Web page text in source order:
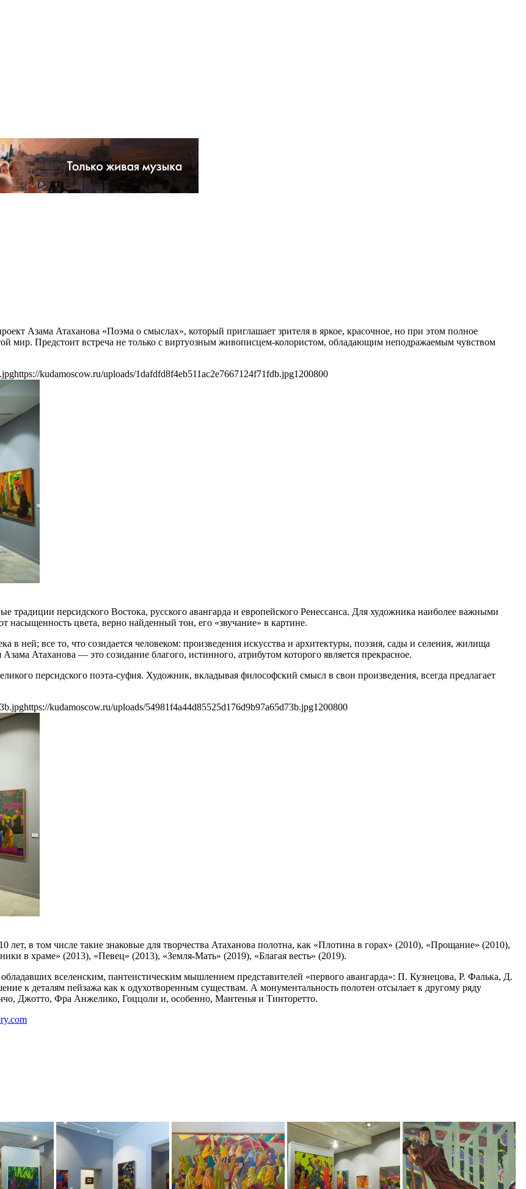
Азама Атаханова «Поэма о смыслах», который приглашает зрителя в яркое, красочное, но при этом полное
мир. Предстоит встреча не только с виртуозным живописцем-колористом, обладающим неподражаемым чувством
https://kudamoscow.ru/uploads/1dafdfd8f4eb511ac2e7667124f71fdb.jpg1200800
персидского Востока, русского авангарда и европейского Ренессанса. Для художника наиболее важными
насыщенность цвета, верно найденный тон, его «звучание» в картине.
в ней; все то, что созидается человеком: произведения искусства и архитектуры, поэзия, сады и селения, жилища
Атаханова — это созидание благого, истинного, атрибутом которого является прекрасное.
персидского поэта-суфия. Художник, вкладывая философский смысл в свои произведения, всегда предлагает
https://kudamoscow.ru/uploads/54981f4a44d85525d176d9b97a65d73b.jpg1200800
в том числе такие знаковые для творчества Атаханова полотна, как «Плотина в горах» (2010), «Прощание» (2010),
в храме» (2013), «Певец» (2013), «Земля-Мать» (2019), «Благая весть» (2019).
вселенским, пантеистическим мышлением представителей «первого авангарда»: П. Кузнецова, Р. Фалька, Д.
к деталям пейзажа как к одухотворенным существам. А монументальность полотен отсылает к другому ряду
Джотто, Фра Анжелико, Гоццоли и, особенно, Мантенья и Тинторетто.